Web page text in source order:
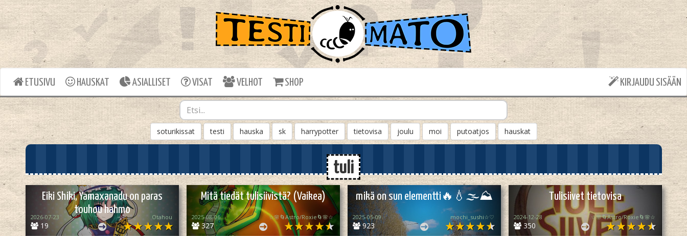
ETUSIVU HAUSKAT ASIALLISET VISAT VELHOT SHOP KIRJAUDU SISÄÄN
soturikissat testi hauska sk harrypotter tietovisa joulu moi putoatjos hauskat
tuli
Eiki Shiki, Yamaxanadu on paras
touhou hahmo
19
2026-07-23 Otahou
Mitä tiedät tulisiivistä? (Vaikea)
327
2025-08-06 ☆🌸🌀Astro/Roxie🌀🌸☆
mikä on sun elementti🔥💧🌫⛰️
923
2025-05-09 mochi_sushi☆♡
Tulisiivet tietovisa
350
2024-12-28 ☆🌸🌀Astro/Roxie🌀🌸☆